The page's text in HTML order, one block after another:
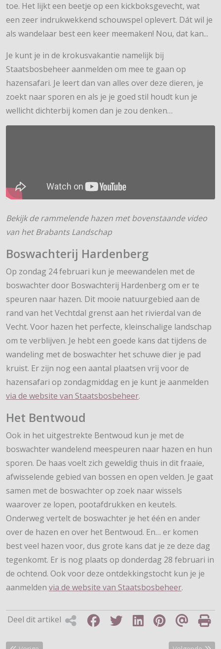
toe. Het lijkt een beetje op een kickboksgevecht, wat
een zeer indrukwekkend schouwspel oplevert. Dát wil je
als wandelaar best een keer meemaken! Nou, dat kan...
Je kunt je in de krokusvakantie namelijk bij
Staatsbosbeheer aanmelden om mee te gaan op
hazensafari. Je leert dan van alles over deze dieren, je
zoekt naar sporen en als je je goed stil houdt kun je
wellicht dichterbij komen dan je zou denken…
Bekijk de rammelende hazen met bovenstaande video
van het Brabants Landschap
Boswachterij Hardenberg
Op zondag 24 februari kun je meewandelen met de
boswachter door Boswachterij Hardenberg om er te
speuren naar hazen. Dit mooie natuurgebied aan de
rand van het Vechtdal grenst aan het rivierdal van de
Vecht. Voor hazen het perfecte, kleinschalige landschap
om te verblijven. Je hebt een goede kans dat tijdens de
wandeling met de boswachter het schuwe dier je pad
kruist. Er zijn nog een aantal plaatsen vrij voor de
hazensafari op zondagmiddag en je kunt je aanmelden
via de website van Staatsbosbeheer.
Het Bentwoud
Ook in het uitgestrekte Bentwoud kun je met de
boswachter wandelend meespeuren naar hazen en hun
sporen. De haas voelt zich geweldig thuis in dit fraaie,
afwisselende gebied van bossen en open velden. Je gaat
samen met de boswachter op zoek naar wissels
waarover ze lopen, pootafdrukken en keutels.
Onderweg vertelt de boswachter je het één en ander
over de hazen en over het Bentwoud. En… er komen
best veel hazen voor, dus grote kans dat je ze deze dag
tegenkomt. Er is nog plaats op donderdag 28 februari in
de ochtend. Ook voor deze ontdekkingstocht kun je je
aanmelden via de website van Staatsbosbeheer.
Deel dit artikel